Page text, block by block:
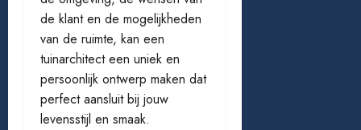
de klant en de mogelijkheden
van de ruimte, kan een
tuinarchitect een uniek en
persoonlijk ontwerp maken dat
perfect aansluit bij jouw
levensstijl en smaak.